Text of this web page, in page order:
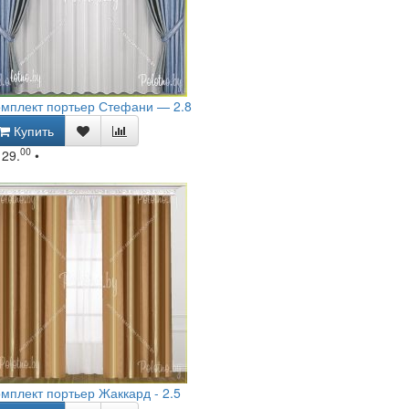
портьер Стефани — 2.8
Купить
00 •
портьер Жаккард - 2.5